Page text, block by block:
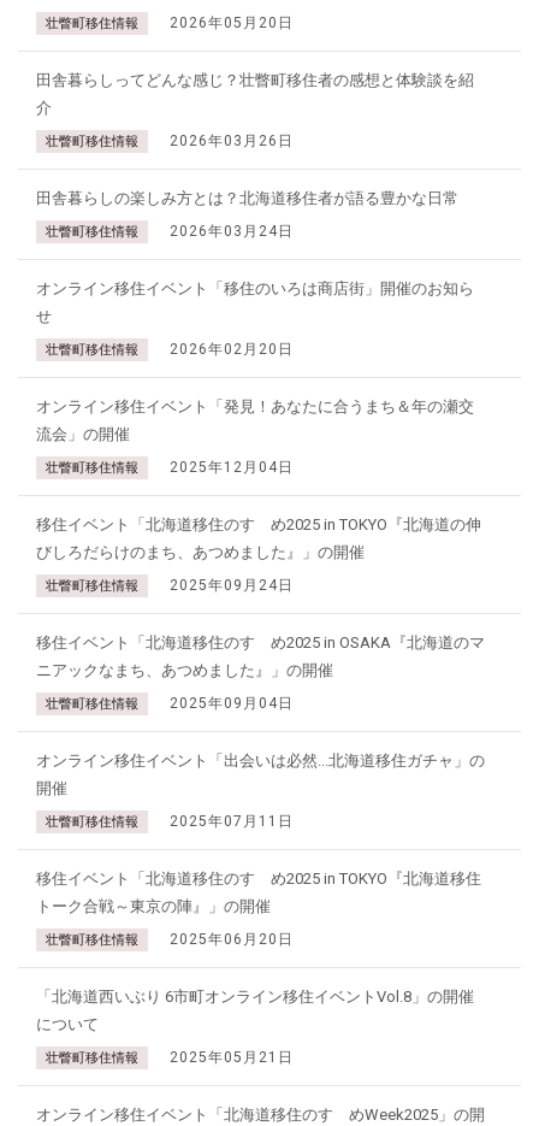
壮瞥町移住情報 2026年05月20日
田舎暮らしってどんな感じ？壮瞥町移住者の感想と体験談を紹
介
壮瞥町移住情報 2026年03月26日
田舎暮らしの楽しみ方とは？北海道移住者が語る豊かな日常
壮瞥町移住情報 2026年03月24日
オンライン移住イベント「移住のいろは商店街」開催のお知ら
せ
壮瞥町移住情報 2026年02月20日
オンライン移住イベント「発見！あなたに合うまち＆年の瀬交
流会」の開催
壮瞥町移住情報 2025年12月04日
移住イベント「北海道移住のすゝめ2025 in TOKYO『北海道の伸
びしろだらけのまち、あつめました』」の開催
壮瞥町移住情報 2025年09月24日
移住イベント「北海道移住のすゝめ2025 in OSAKA『北海道のマ
ニアックなまち、あつめました』」の開催
壮瞥町移住情報 2025年09月04日
オンライン移住イベント「出会いは必然...北海道移住ガチャ」の
開催
壮瞥町移住情報 2025年07月11日
移住イベント「北海道移住のすゝめ2025 in TOKYO『北海道移住
トーク合戦～東京の陣』」の開催
壮瞥町移住情報 2025年06月20日
「北海道西いぶり 6市町オンライン移住イベントVol.8」の開催
について
壮瞥町移住情報 2025年05月21日
オンライン移住イベント「北海道移住のすゝめWeek2025」の開